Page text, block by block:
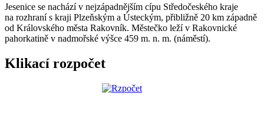
Jesenice se nachází v nejzápadnějším cípu Středočeského kraje
na rozhraní s kraji Plzeňským a Ústeckým, přibližně 20 km západně
od Královského města Rakovník. Městečko leží v Rakovnické
pahorkatině v nadmořské výšce 459 m. n. m. (náměstí).
Klikací rozpočet